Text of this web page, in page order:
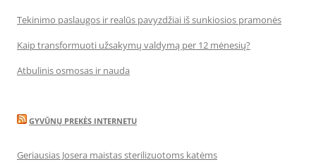
Tekinimo paslaugos ir realūs pavyzdžiai iš sunkiosios pramonės
Kaip transformuoti užsakymų valdymą per 12 mėnesių?
Atbulinis osmosas ir nauda
GYVŪNŲ PREKĖS INTERNETU
Geriausias Josera maistas sterilizuotoms katėms